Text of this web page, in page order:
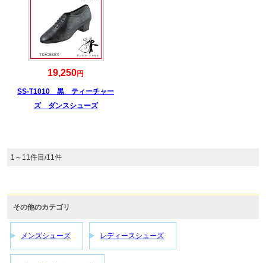
19,250円
SS-T1010 黒 ティーチャー
ズ ダンスシューズ
1～11件目/11件
その他のカテゴリ
メンズシューズ レディースシューズ